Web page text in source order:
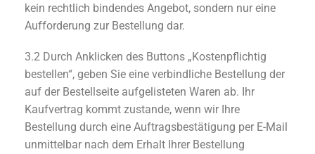
kein rechtlich bindendes Angebot, sondern nur eine
Aufforderung zur Bestellung dar.
3.2 Durch Anklicken des Buttons „Kostenpflichtig
bestellen“, geben Sie eine verbindliche Bestellung der
auf der Bestellseite aufgelisteten Waren ab. Ihr
Kaufvertrag kommt zustande, wenn wir Ihre
Bestellung durch eine Auftragsbestätigung per E-Mail
unmittelbar nach dem Erhalt Ihrer Bestellung